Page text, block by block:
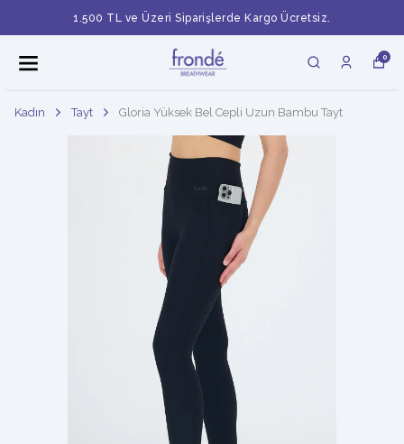
1.500 TL ve Üzeri Siparişlerde Kargo Ücretsiz.
0
Kadın Tayt Gloria Yüksek Bel Cepli Uzun Bambu Tayt